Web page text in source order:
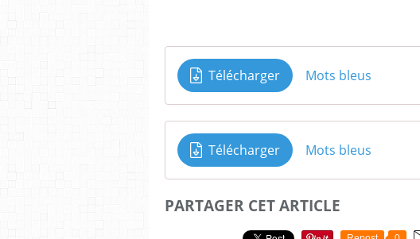
Télécharger Mots bleus
Télécharger Mots bleus
PARTAGER CET ARTICLE